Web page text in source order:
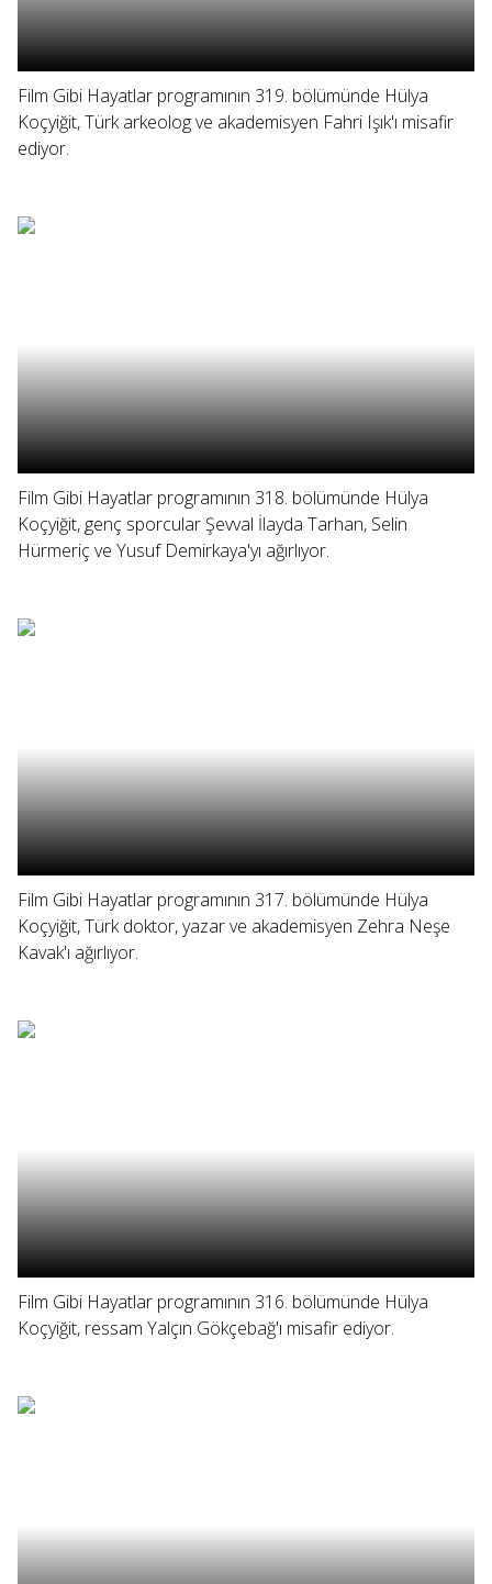
Film Gibi Hayatlar programının 319. bölümünde Hülya
Koçyiğit, Türk arkeolog ve akademisyen Fahri Işık'ı misafir
ediyor.
Film Gibi Hayatlar programının 318. bölümünde Hülya
Koçyiğit, genç sporcular Şevval İlayda Tarhan, Selin
Hürmeriç ve Yusuf Demirkaya'yı ağırlıyor.
Film Gibi Hayatlar programının 317. bölümünde Hülya
Koçyiğit, Türk doktor, yazar ve akademisyen Zehra Neşe
Kavak'ı ağırlıyor.
Film Gibi Hayatlar programının 316. bölümünde Hülya
Koçyiğit, ressam Yalçın Gökçebağ'ı misafir ediyor.